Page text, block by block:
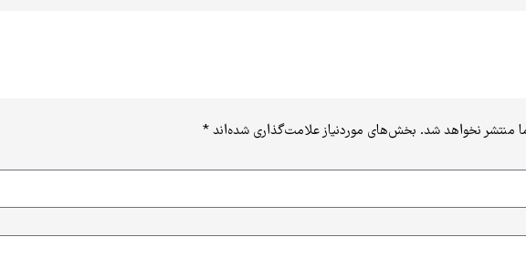
منتشر نخواهد شد. بخش‌های موردنیاز علامت‌گذاری شده‌اند*